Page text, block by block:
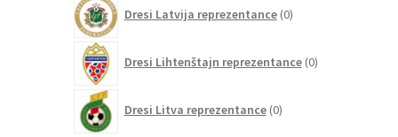
Dresi Latvija reprezentance 0izdelkov
Dresi Lihtenštajn reprezentance 0izdelkov
Dresi Litva reprezentance 0izdelkov